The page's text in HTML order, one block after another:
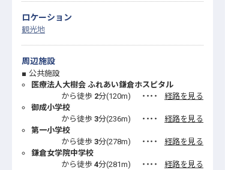
ロケーション
観光地
周辺施設
公共施設
医療法人大樹会 ふれあい鎌倉ホスピタル
から徒歩 2分(120m) ・・・・
経路を見る
御成小学校
から徒歩 3分(236m) ・・・・
経路を見る
第一小学校
から徒歩 3分(278m) ・・・・
経路を見る
鎌倉女学院中学校
から徒歩 4分(281m) ・・・・
経路を見る